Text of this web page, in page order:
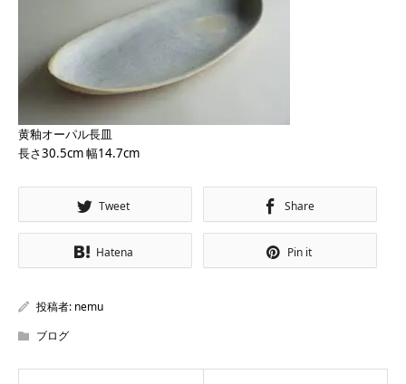
黄釉オーパル長皿
長さ30.5cm 幅14.7cm
Tweet Share
Hatena Pin it
投稿者: nemu
ブログ